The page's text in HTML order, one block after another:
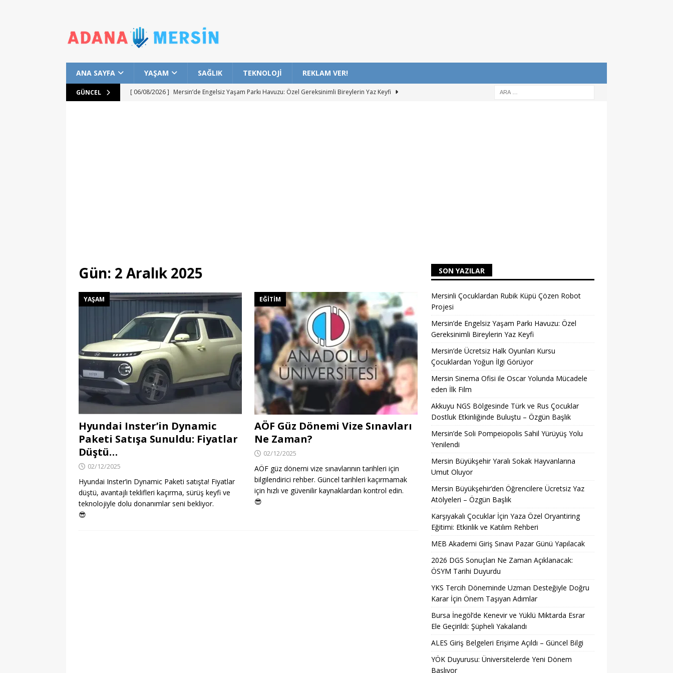
ANA SAYFA YAŞAM SAĞLIK TEKNOLOJI REKLAM VER!
GÜNCEL [ 06/08/2026 ] Mersin’de Engelsiz Yaşam Parkı Havuzu: Özel Gereksinimli Bireylerin Yaz Keyfi
Gün: 2 Aralık 2025
YAŞAM
Hyundai Inster’in Dynamic
Paketi Satışa Sunuldu: Fiyatlar
Düştü…
02/12/2025
Hyundai Inster’in Dynamic Paketi satışta! Fiyatlar
düştü, avantajlı teklifleri kaçırma, sürüş keyfi ve
teknolojiyle dolu donanımlar seni bekliyor.
😎
EĞITIM
AÖF Güz Dönemi Vize Sınavları
Ne Zaman?
02/12/2025
AÖF güz dönemi vize sınavlarının tarihleri için
bilgilendirici rehber. Güncel tarihleri kaçırmamak
için hızlı ve güvenilir kaynaklardan kontrol edin.
😎
SON YAZILAR
Mersinli Çocuklardan Rubik Küpü Çözen Robot
Projesi
Mersin’de Engelsiz Yaşam Parkı Havuzu: Özel
Gereksinimli Bireylerin Yaz Keyfi
Mersin’de Ücretsiz Halk Oyunları Kursu
Çocuklardan Yoğun İlgi Görüyor
Mersin Sinema Ofisi ile Oscar Yolunda Mücadele
eden İlk Film
Akkuyu NGS Bölgesinde Türk ve Rus Çocuklar
Dostluk Etkinliğinde Buluştu – Özgün Başlık
Mersin’de Soli Pompeiopolis Sahil Yürüyüş Yolu
Yenilendi
Mersin Büyükşehir Yaralı Sokak Hayvanlarına
Umut Oluyor
Mersin Büyükşehir’den Öğrencilere Ücretsiz Yaz
Atölyeleri – Özgün Başlık
Karşıyakalı Çocuklar İçin Yaza Özel Oryantiring
Eğitimi: Etkinlik ve Katılım Rehberi
MEB Akademi Giriş Sınavı Pazar Günü Yapılacak
2026 DGS Sonuçları Ne Zaman Açıklanacak:
ÖSYM Tarihi Duyurdu
YKS Tercih Döneminde Uzman Desteğiyle Doğru
Karar İçin Önem Taşıyan Adımlar
Bursa İnegöl’de Kenevir ve Yüklü Miktarda Esrar
Ele Geçirildi: Şüpheli Yakalandı
ALES Giriş Belgeleri Erişime Açıldı – Güncel Bilgi
YÖK Duyurusu: Üniversitelerde Yeni Dönem
Başlıyor